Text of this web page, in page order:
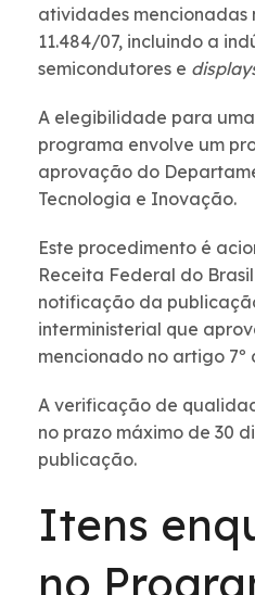
atividades mencionadas
11.484/07, incluindo a
semicondutores e
A elegibilidade para
programa envolve um
aprovação do
Tecnologia e Inovação.
Este procedimento é
Receita Federal do
notificação da
interministerial que
mencionado no artigo 7º
A verificação de
no prazo máximo de 30
publicação.
Itens
no